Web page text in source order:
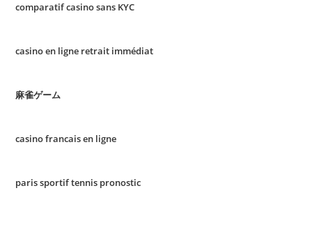
comparatif casino sans KYC
casino en ligne retrait immédiat
麻雀ゲーム
casino francais en ligne
paris sportif tennis pronostic